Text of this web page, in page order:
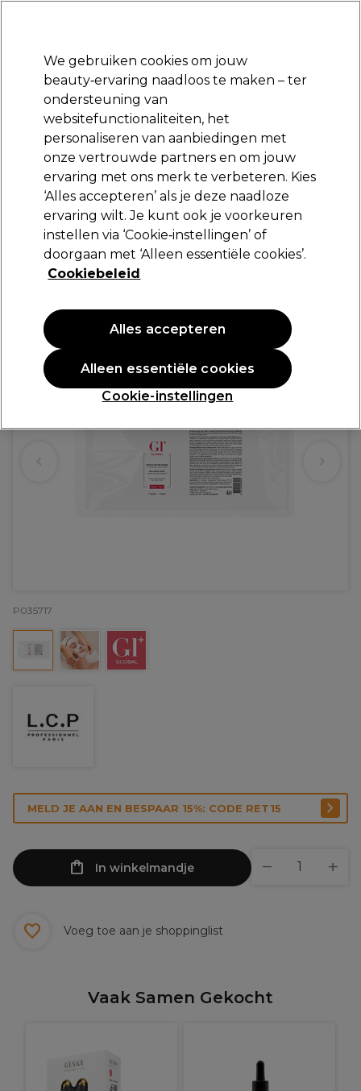
Aanmelden
Merken Deals Haar Elektra
Volgende dag geleverd*
Na verzending, maandag t/m vrijdag
L.C.P Professionnel Paris
L.C.P Professionnel Paris Global+
Collageenblad met kaviaarextract
(0
P035717
MELD JE AAN EN BESPAAR 15%: CODE RET15
In winkelmandje
Voeg toe aan je shoppinglist
Vaak Samen Gekocht
We gebruiken cookies om jouw
beauty‑ervaring naadloos te maken – ter
ondersteuning van
websitefunctionaliteiten, het
personaliseren van aanbiedingen met
onze vertrouwde partners en om jouw
ervaring met ons merk te verbeteren. Kies
‘Alles accepteren’ als je deze naadloze
ervaring wilt. Je kunt ook je voorkeuren
instellen via ‘Cookie‑instellingen’ of
doorgaan met ‘Alleen essentiële cookies’.
Cookiebeleid
Cookie-instellingen
Alleen essentiële cookies
Alles accepteren